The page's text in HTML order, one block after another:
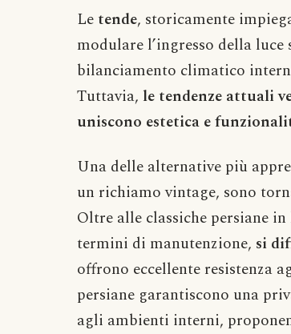
Letende, storicamente
modulare l’ingresso della
bilanciamento climatico
Tuttavia, le tendenze attuali
uniscono estetica e
Una delle alternative più
un richiamo vintage, sono
Oltre alle classiche persiane
termini di manutenzione, si
offrono eccellente resistenza
persiane garantiscono una
agli ambienti interni,